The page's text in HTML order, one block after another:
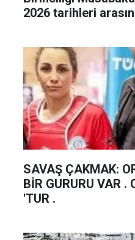
2026 tarihleri
SAVAŞ ÇAKMAK: ORDU'NUN TEK
BİR GURURU VAR .
'TUR .